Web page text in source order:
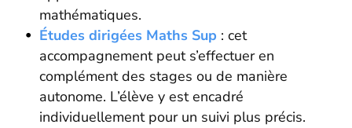
mathématiques.
Études dirigées Maths Sup : cet
accompagnement peut s’effectuer en
complément des stages ou de manière
autonome. L’élève y est encadré
individuellement pour un suivi plus précis.